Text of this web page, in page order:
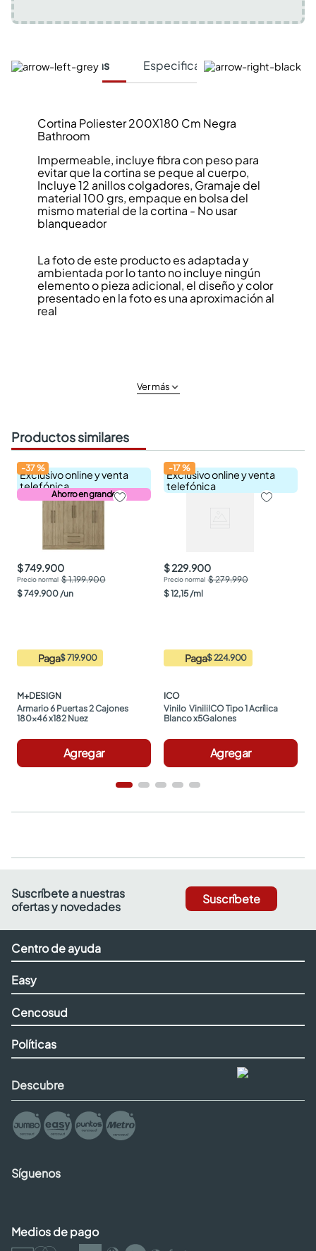
Características Especificaciones Técnicas
Cortina Poliester 200X180 Cm Negra
Bathroom
Impermeable, incluye fibra con peso para
evitar que la cortina se peque al cuerpo,
Incluye 12 anillos colgadores, Gramaje del
material 100 grs, empaque en bolsa del
mismo material de la cortina - No usar
blanqueador
La foto de este producto es adaptada y
ambientada por lo tanto no incluye ningún
elemento o pieza adicional, el diseño y color
presentado en la foto es una aproximación al
real
Ver más
Productos similares
Exclusivo online y venta
telefónica
Ahorro en grande
-37%
$ 749.900
$ 1.199.900
$749.900 /un
Paga$ 719.900
M+DESIGN
Armario 6 Puertas 2 Cajones
180x46 x182 Nuez
Agregar
Exclusivo online y venta
telefónica
-17%
$ 229.900
$ 279.990
$12,15 /ml
Paga$ 224.900
ICO
Vinilo  ViniliICO Tipo 1 Acrílica
Blanco x5Galones
Agregar
Suscríbete a nuestras
ofertas y novedades
Suscríbete
Centro de ayuda
Easy
Cencosud
Políticas
Descubre
Síguenos
Medios de pago